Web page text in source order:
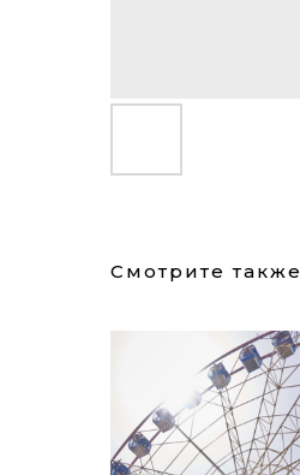
Смотрите также